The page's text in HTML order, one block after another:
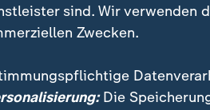
sind. Wir verwenden
Zwecken.
Die